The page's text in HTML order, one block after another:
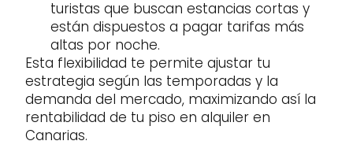
turistas que buscan estancias cortas y
están dispuestos a pagar tarifas más
altas por noche.
Esta flexibilidad te permite ajustar tu
estrategia según las temporadas y la
demanda del mercado, maximizando así la
rentabilidad de tu piso en alquiler en
Canarias.